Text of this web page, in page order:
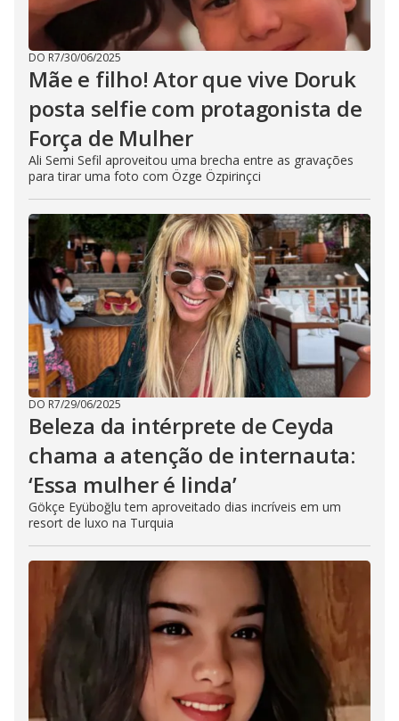
DO R7/30/06/2025
Mãe e filho! Ator que vive Doruk
posta selfie com protagonista de
Força de Mulher
Ali Semi Sefil aproveitou uma brecha entre as gravações
para tirar uma foto com Özge Özpirinçci
DO R7/29/06/2025
Beleza da intérprete de Ceyda
chama a atenção de internauta:
‘Essa mulher é linda’
Gökçe Eyüboğlu tem aproveitado dias incríveis em um
resort de luxo na Turquia